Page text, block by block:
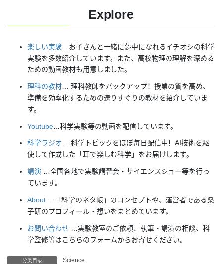
Explore
楽しい実験 …お子さんと一緒に夢中になれるイチオシの科学
実験を多数紹介しています。また、高校物理の理解を深める
ための動画教材も用意しました。
理科の教材 … 理科教師をバックアップ！授業の質を高め、
準備を効率化するための選りすぐりの教材を紹介していま
す。
Youtube …科学実験等の動画を配信しています。
科学ラジオ …科学トピックをほぼ毎日配信中！AI技術を駆
使して作成した「耳で楽しむ科学」をお届けします。
講演 …全国各地で実験講習会・サイエンスショー等を行っ
ています。
About …「科学のネタ帳」のコンセプトや、運営者である桑
子研のプロフィール・想いをまとめています。
お問い合わせ …実験教室のご依頼、執筆・講演の相談、科
学監修等はこちらのフォームからお寄せください。
分类目录 Science